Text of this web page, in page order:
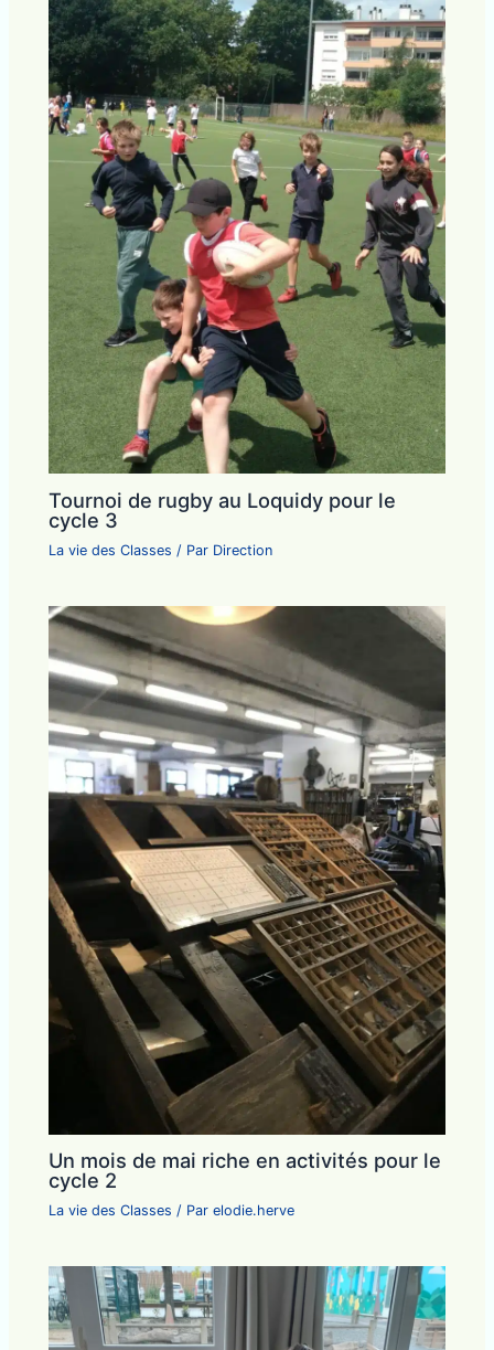
Tournoi de rugby au Loquidy pour le
cycle 3
La vie des Classes / Par Direction
Un mois de mai riche en activités pour le
cycle 2
La vie des Classes / Parelodie.herve